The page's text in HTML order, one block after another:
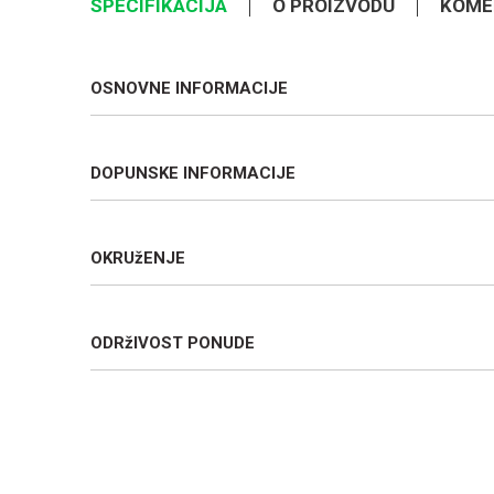
SPECIFIKACIJA O PROIZVODU
OSNOVNE INFORMACIJE
DOPUNSKE INFORMACIJE
OKRUžENJE
ODRžIVOST PONUDE